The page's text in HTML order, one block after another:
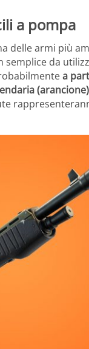
a pompa
delle armi più
da
a
(arancione)